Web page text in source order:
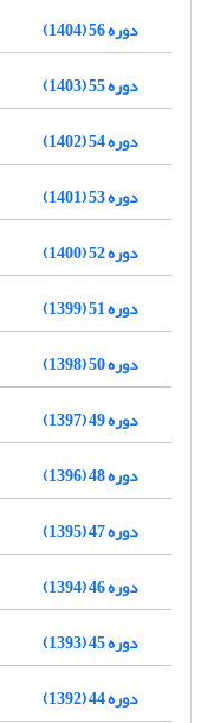
دوره 56 (1404)
دوره 55 (1403)
دوره 54 (1402)
دوره 53 (1401)
دوره 52 (1400)
دوره 51 (1399)
دوره 50 (1398)
دوره 49 (1397)
دوره 48 (1396)
دوره 47 (1395)
دوره 46 (1394)
دوره 45 (1393)
دوره 44 (1392)